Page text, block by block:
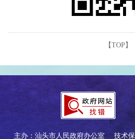
【TOP】
主办：汕头市人民政府办公室 技术